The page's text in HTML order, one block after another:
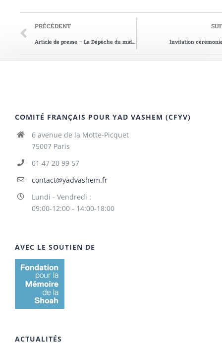
PRÉCÉDENT
Article de presse – La Dépêche du midi du 21/10/2013 Invitation
COMITÉ FRANÇAIS POUR YAD VASHEM (CFYV)
6 avenue de la Motte-Picquet
75007 Paris
01 47 20 99 57
contact@yadvashem.fr
Lundi - Vendredi :
09:00-12:00 - 14:00-18:00
AVEC LE SOUTIEN DE
ACTUALITÉS